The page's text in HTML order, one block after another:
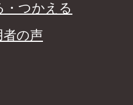
・つかえる
の声